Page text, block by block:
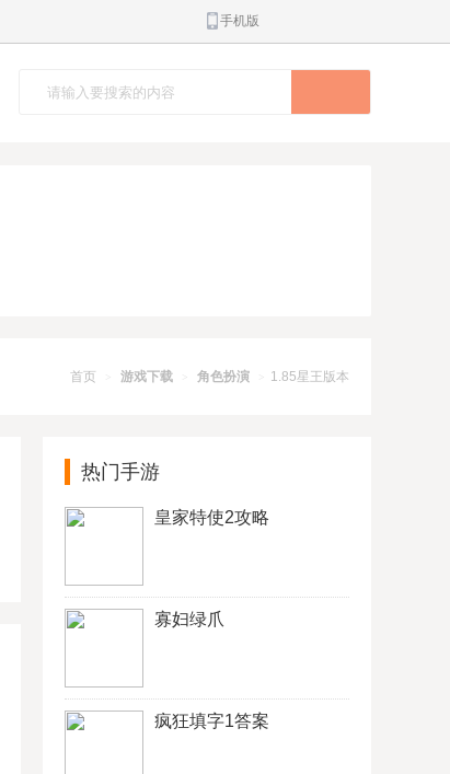
手机版
首页 > 游戏下载 > 角色扮演 > 1.85星王版本
热门手游
皇家特使2攻略
寡妇绿爪
疯狂填字1答案